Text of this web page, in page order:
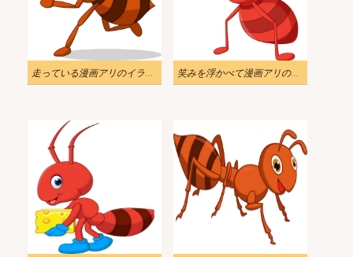
走っている漫画アリのイラスト 笑みを浮かべて漫画アリのイラスト